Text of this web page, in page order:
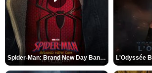
Spider-Man: Brand New Day Bande-annonce VO STFR